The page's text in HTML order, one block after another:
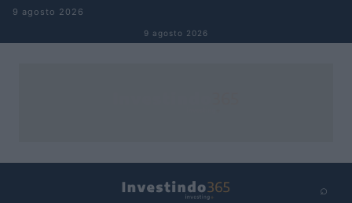
Pular para o conteúdo
9 agosto 2026
9 agosto 2026
⌕